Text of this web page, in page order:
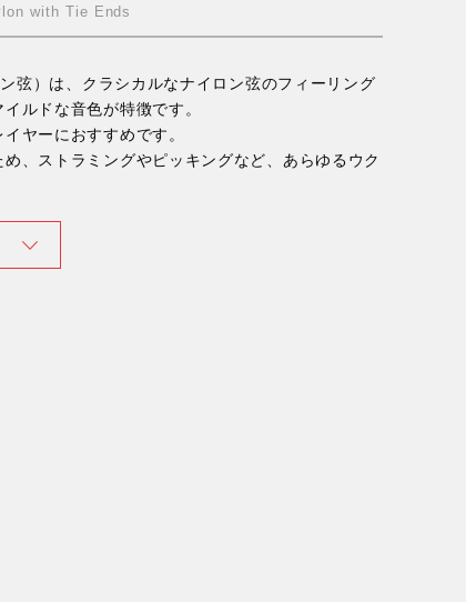
with Tie Ends
弦）は、クラシカルなナイロン弦のフィーリング
ルドな音色が特徴です。
ヤーにおすすめです。
、ストラミングやピッキングなど、あらゆるウク